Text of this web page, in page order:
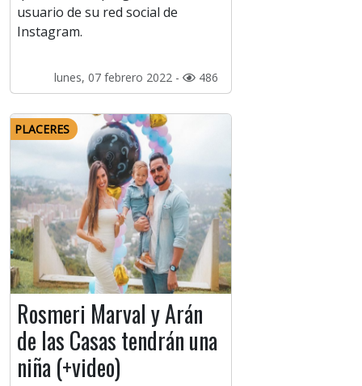
usuario de su red social de
Instagram.
lunes, 07 febrero 2022 - 486
PLACERES
Rosmeri Marval y Arán
de las Casas tendrán una
niña (+video)